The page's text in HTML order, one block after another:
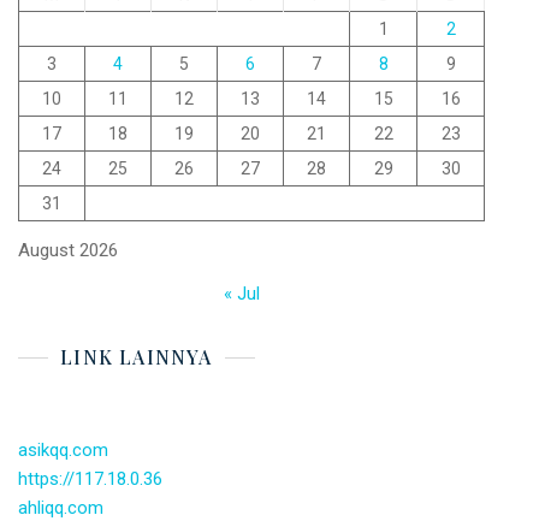
August 2026
1
2
3
4 5 6 7 8
9
10
11 12 13 14 15
16
17
18 19 20 21 22
23
24
25 26 27 28 29
30
31
« Jul
LINK LAINNYA
asikqq.com
https://117.18.0.36
ahliqq.com